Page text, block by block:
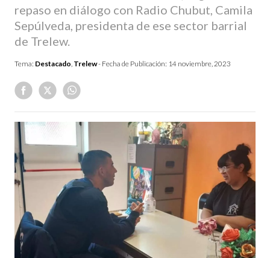
repaso en diálogo con Radio Chubut, Camila
Sepúlveda, presidenta de ese sector barrial
de Trelew.
Tema: Destacado, Trelew- Fecha de Publicación: 14 noviembre, 2023